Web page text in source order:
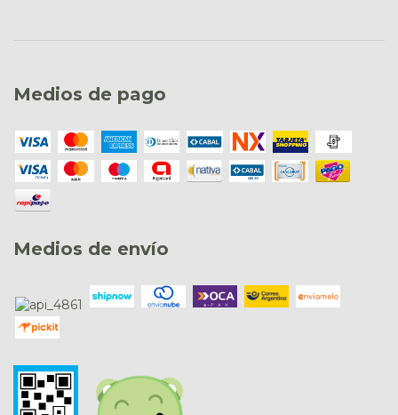
Medios de pago
Medios de envío